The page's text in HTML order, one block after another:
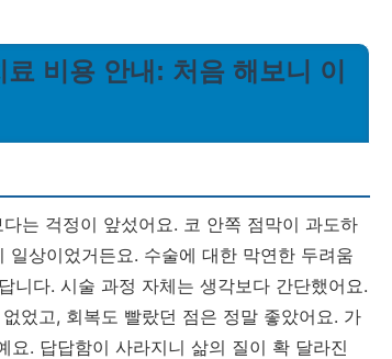
비용 안내: 처음 해보니 이
는 걱정이 앞섰어요. 코 안쪽 점막이 과도하
상이었거든요. 수술에 대한 막연한 두려움
니다. 시술 과정 자체는 생각보다 간단했어요.
었고, 회복도 빨랐던 점은 정말 좋았어요. 가
요. 답답함이 사라지니 삶의 질이 확 달라진